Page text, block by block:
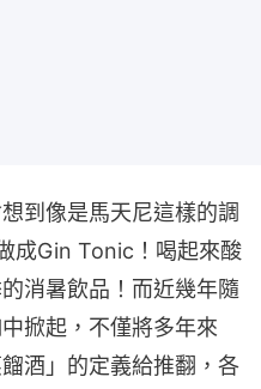
到像是馬天尼這樣的調
成Gin Tonic！喝起來酸
消暑飲品！而近幾年隨
掀起，不僅將多年來
酒」的定義給推翻，各